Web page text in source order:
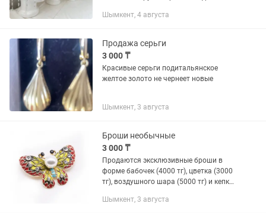
шикарный аксессуар для свадебных
Шымкент, 4 августа
Продажа серьги
3 000 ₸
Красивые серьги подитальянское
желтое золото не чернеет новые
Шымкент, 3 августа
Броши необычные
3 000 ₸
Продаются эксклюзивные броши в
форме бабочек (4000 тг), цветка (3000
тг), воздушного шара (5000 тг) и кепки
жемчуг, эмаль
Шымкент, 3 августа